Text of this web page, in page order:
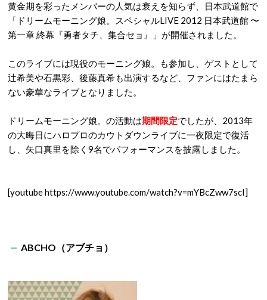
黄金期を彩ったメンバーの人気は衰えを知らず、日本武道館で
「ドリームモーニング娘。スペシャルLIVE 2012 日本武道館 〜
第一章 終幕『勇者タチ、集合セョ』」が開催されました。
このライブには現役のモーニング娘。も参加し、ゲストとして
辻希美や石黒彩、後藤真希も出演するなど、ファンにはたまら
ない豪華なライブとなりました。
ドリームモーニング娘。の活動は期間限定でしたが、2013年
の大晦日にハロプロのカウトダウンライブに一夜限定で復活
し、矢口真里を除く9名でパフォーマンスを披露しました。
[youtube https://www.youtube.com/watch?v=mYBcZww7scI]
ABCHO（アブチョ）